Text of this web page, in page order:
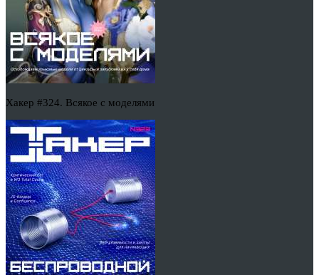
Хакер #324. Всякое с моделями